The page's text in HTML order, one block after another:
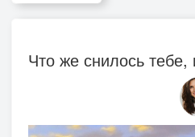
Что же снилось тебе,